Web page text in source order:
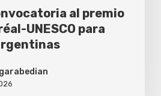
al premio
UNESCO para